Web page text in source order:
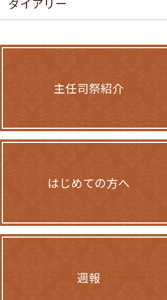
主任司祭紹介
はじめての方へ
週報